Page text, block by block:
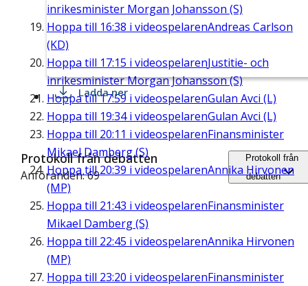
inrikesminister Morgan Johansson (S)
Hoppa till 16:38 i videospelarenAndreas Carlson
(KD)
Hoppa till 17:15 i videospelarenJustitie- och
inrikesminister Morgan Johansson (S)
Hoppa till17:59 i videospelarenGulan Avci (L)
Hoppa till 19:34i videospelarenGulan Avci (L)
Hoppa till 20:11 i videospelarenFinansminister
Mikael Damberg (S)
Hoppa till20:39 i videospelarenAnnika Hirvonen
(MP)
Hoppa till 21:43 i videospelarenFinansminister
Mikael Damberg (S)
Hoppa till 22:45 i videospelarenAnnika Hirvonen
(MP)
Hoppa till 23:20 i videospelarenFinansminister
Ladda ner
Protokoll från debatten
Anföranden: 69
Protokoll från
debatten